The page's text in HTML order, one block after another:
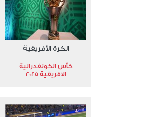
الكرة الأفريقية
كأس الكونفدرالية
الافريقية 2025